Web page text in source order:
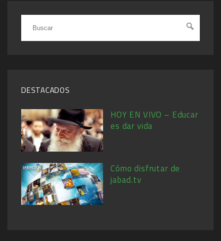
DESTACADOS
HOY EN VIVO – Educar
es dar vida
Cómo disfrutar de
jabad.tv